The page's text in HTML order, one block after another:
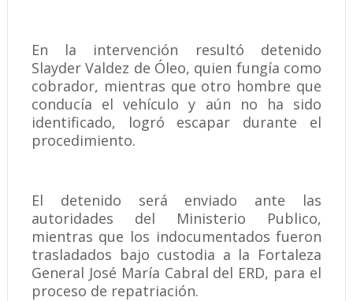
En la intervención resultó detenido
Slayder Valdez de Óleo, quien fungía como
cobrador, mientras que otro hombre que
conducía el vehículo y aún no ha sido
identificado, logró escapar durante el
procedimiento.
El detenido será enviado ante las
autoridades del Ministerio Publico,
mientras que los indocumentados fueron
trasladados bajo custodia a la Fortaleza
General José María Cabral del ERD, para el
proceso de repatriación.